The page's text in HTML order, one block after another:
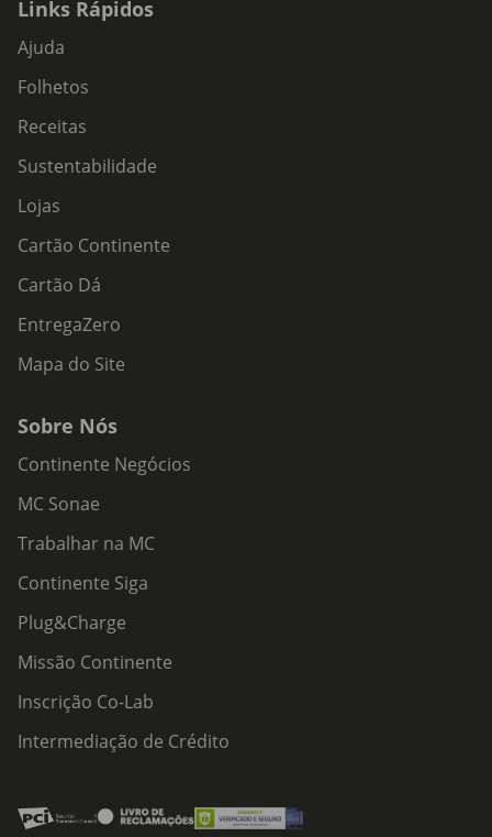
Links Rápidos
Ajuda
Folhetos
Receitas
Sustentabilidade
Lojas
Cartão Continente
Cartão Dá
EntregaZero
Mapa do Site
Sobre Nós
Continente Negócios
MC Sonae
Trabalhar na MC
Continente Siga
Plug&Charge
Missão Continente
Inscrição Co-Lab
Intermediação de Crédito